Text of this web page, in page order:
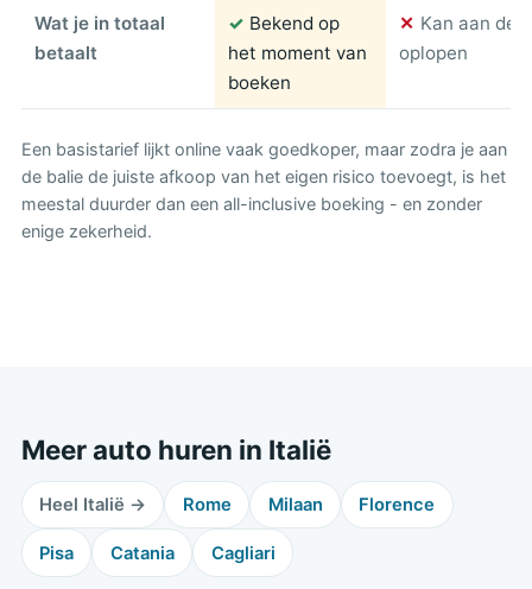
Wat je in totaal
betaalt
✓ Bekend op
het moment van
boeken
✕ Kan aan de
oplopen
Een basistarief lijkt online vaak goedkoper, maar zodra je aan
de balie de juiste afkoop van het eigen risico toevoegt, is het
meestal duurder dan een all-inclusive boeking - en zonder
enige zekerheid.
Meer auto huren in Italië
Heel Italië → Rome Milaan Florence
Pisa Catania Cagliari